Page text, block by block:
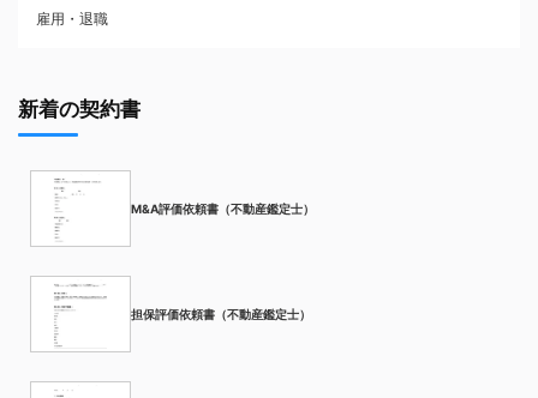
雇用・退職
新着の契約書
M&A評価依頼書（不動産鑑定士）
担保評価依頼書（不動産鑑定士）